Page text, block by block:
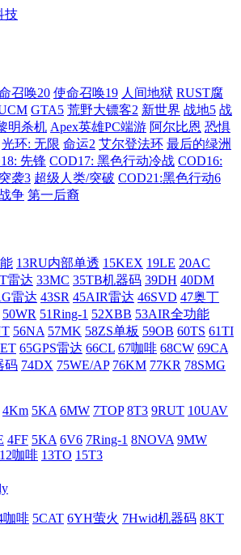
召唤20 使命召唤19 人间地狱 RUST腐
GTA5 荒野大镖客2 新世界 战地5 战
明杀机 Apex英雄PC端游 阿尔比恩 恐惧
光环: 无限 命运2 艾尔登法环 最后的绿洲
先锋 COD17: 黑色行动冷战 COD16:
袭3 超级人类/突破 COD21:黑色行动6
争 第一后裔
13RU内部单透 15KEX 19LE 20AC
雷达 33MC 35TB机器码 39DH 40DM
雷达 43SR 45AIR雷达 46SVD 47奥丁
50WR 51Ring-1 52XBB 53AIR全功能
56NA 57MK 58ZS单板 59OB 60TS 61TI
65GPS雷达 66CL 67咖啡 68CW 69CA
码 74DX 75WE/AP 76KM 77KR 78SMG
4Km 5KA 6MW 7TOP 8T3 9RUT 10UAV
4FF 5KA 6V6 7Ring-1 8NOVA 9MW
12咖啡 13TO 15T3
咖啡 5CAT 6YH萤火 7Hwid机器码 8KT